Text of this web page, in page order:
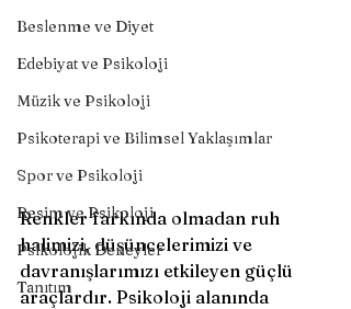
Beslenme ve Diyet
Edebiyat ve Psikoloji
Müzik ve Psikoloji
Psikoterapi ve Bilimsel Yaklaşımlar
Spor ve Psikoloji
Resim ve Psikoloji
Psikolojik Deneyler
Tanıtım
Renkler farkında olmadan ruh
halimizi, düşüncelerimizi ve
davranışlarımızı etkileyen güçlü
araçlardır. Psikoloji alanında